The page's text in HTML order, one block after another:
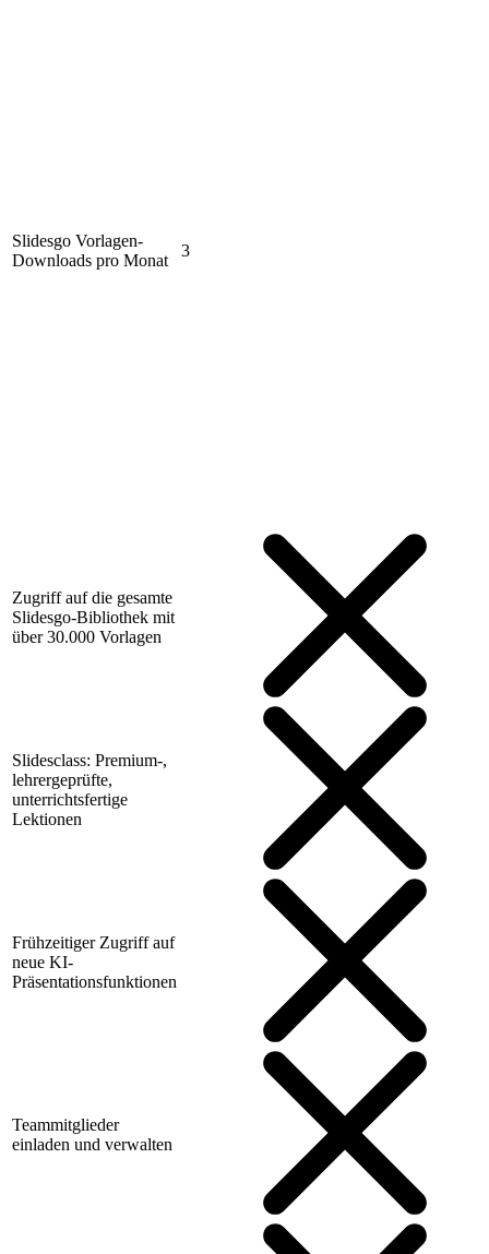
Slidesgo Vorlagen-
Downloads pro Monat
3
Zugriff auf die gesamte
Slidesgo-Bibliothek mit
über 30.000 Vorlagen
Slidesclass: Premium-,
lehrergeprüfte,
unterrichtsfertige
Lektionen
Frühzeitiger Zugriff auf
neue KI-
Präsentationsfunktionen
Teammitglieder
einladen und verwalten